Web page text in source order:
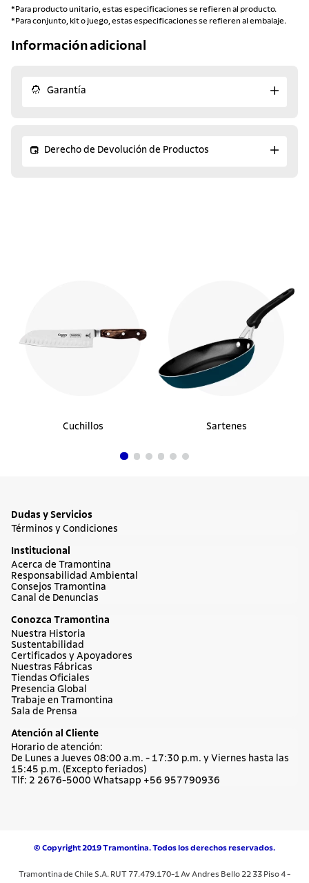
*Para producto unitario, estas especificaciones se refieren al producto.
*Para conjunto, kit o juego, estas especificaciones se refieren al embalaje.
Información adicional
Garantía
Derecho de Devolución de Productos
Cuchillos Sartenes
Dudas y Servicios
Términos y Condiciones
Institucional
Acerca de Tramontina
Responsabilidad Ambiental
Consejos Tramontina
Canal de Denuncias
Conozca Tramontina
Nuestra Historia
Sustentabilidad
Certificados y Apoyadores
Nuestras Fábricas
Tiendas Oficiales
Presencia Global
Trabaje en Tramontina
Sala de Prensa
Atención al Cliente
Horario de atención:
De Lunes a Jueves 08:00 a.m. - 17:30 p.m. y Viernes hasta las
15:45 p.m. (Excepto feriados)
Tlf: 2 2676-5000 Whatsapp +56 957790936
© Copyright 2019 Tramontina. Todos los derechos reservados.
Tramontina de Chile S.A. RUT 77.479.170-1 Av Andres Bello 22 33 Piso 4 -